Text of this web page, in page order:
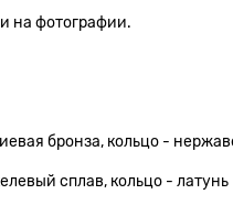
на фотографии.
бронза, кольцо -
сплав, кольцо - латунь